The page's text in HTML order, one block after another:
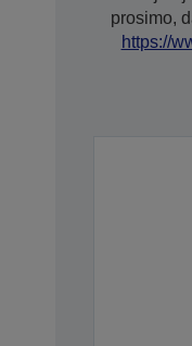
prosimo,
https://